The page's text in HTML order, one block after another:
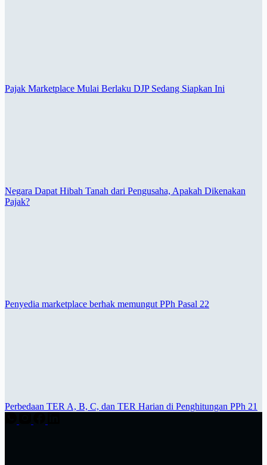
Pajak Marketplace Mulai Berlaku DJP Sedang Siapkan Ini
Negara Dapat Hibah Tanah dari Pengusaha, Apakah Dikenakan
Pajak?
Penyedia marketplace berhak memungut PPh Pasal 22
Perbedaan TER A, B, C, dan TER Harian di Penghitungan PPh 21